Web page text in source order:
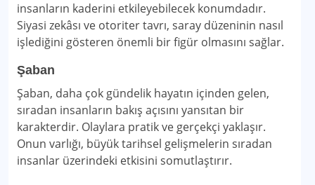
insanların kaderini etkileyebilecek konumdadır.
Siyasi zekâsı ve otoriter tavrı, saray düzeninin nasıl
işlediğini gösteren önemli bir figür olmasını sağlar.
Şaban
Şaban, daha çok gündelik hayatın içinden gelen,
sıradan insanların bakış açısını yansıtan bir
karakterdir. Olaylara pratik ve gerçekçi yaklaşır.
Onun varlığı, büyük tarihsel gelişmelerin sıradan
insanlar üzerindeki etkisini somutlaştırır.